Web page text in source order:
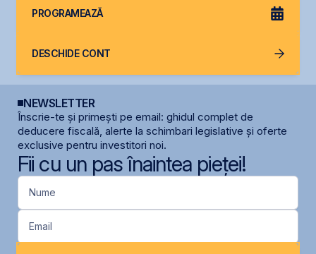
PROGRAMEAZĂ
DESCHIDE CONT
NEWSLETTER
Înscrie-te și primești pe email: ghidul complet de
deducere fiscală, alerte la schimbari legislative și oferte
exclusive pentru investitori noi.
Fii cu un pas înaintea pieței!
Nume
Email